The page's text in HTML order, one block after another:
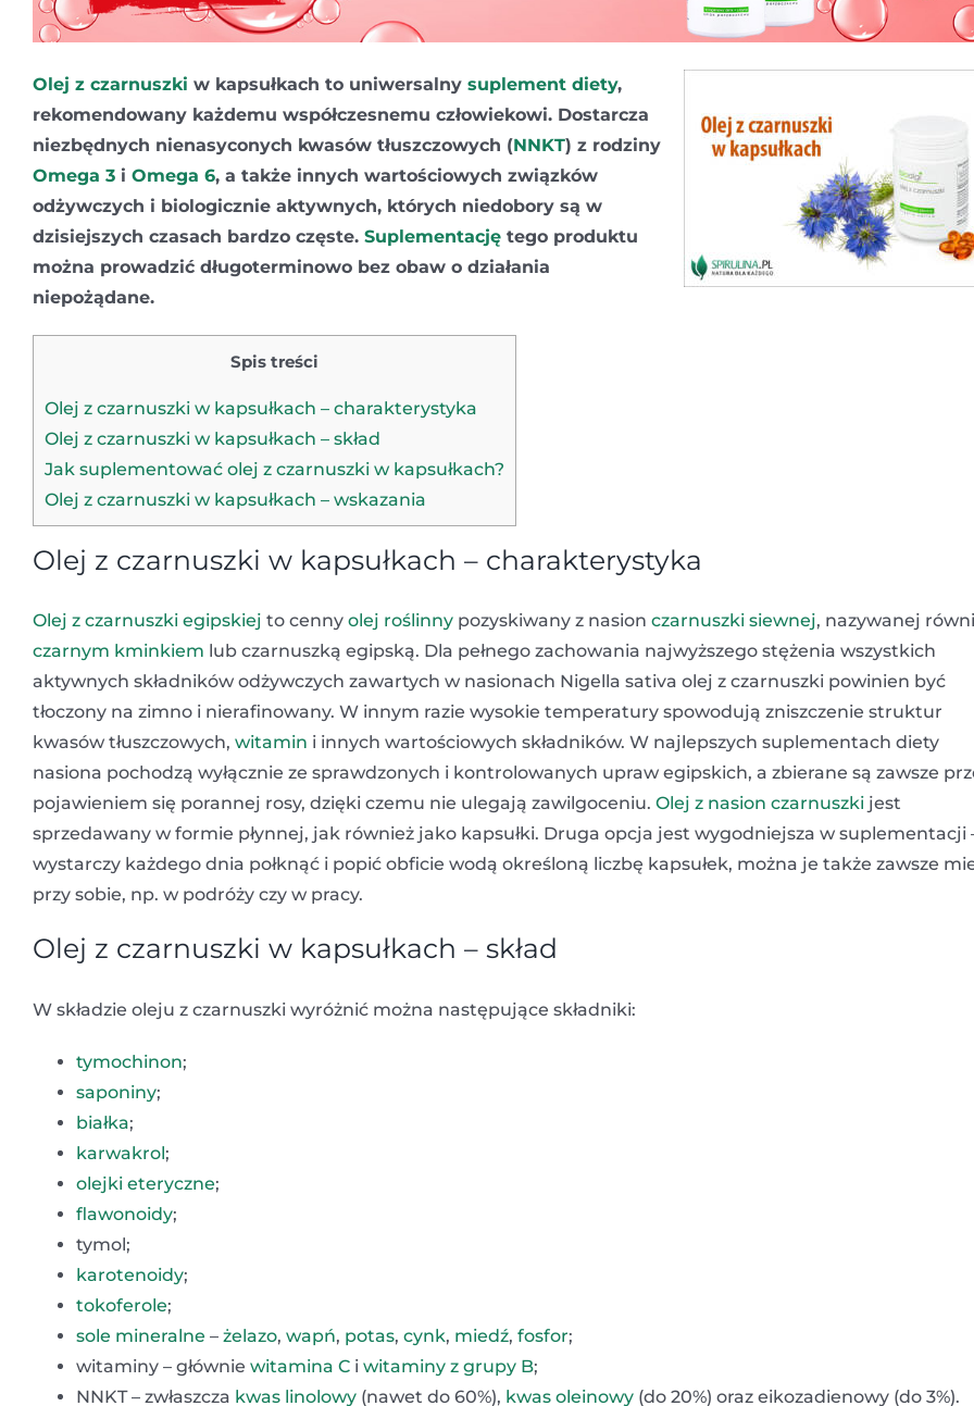
Olej z czarnuszki w kapsułkach to uniwersalny suplement diety,
rekomendowany każdemu współczesnemu człowiekowi. Dostarcza
niezbędnych nienasyconych kwasów tłuszczowych (NNKT) z rodziny
Omega 3 i Omega 6, a także innych wartościowych związków
odżywczych i biologicznie aktywnych, których niedobory są w
dzisiejszych czasach bardzo częste. Suplementację tego produktu
można prowadzić długoterminowo bez obaw o działania
niepożądane.
Spis treści
Olej z czarnuszki w kapsułkach – charakterystyka
Olej z czarnuszki w kapsułkach – skład
Jak suplementować olej z czarnuszki w kapsułkach?
Olej z czarnuszki w kapsułkach – wskazania
Olej z czarnuszki w kapsułkach – charakterystyka
Olej z czarnuszki egipskiej to cenny olej roślinny pozyskiwany z nasion czarnuszki siewnej, nazywanej
czarnym kminkiem lub czarnuszką egipską. Dla pełnego zachowania najwyższego stężenia wszystkich
aktywnych składników odżywczych zawartych w nasionach Nigella sativa olej z czarnuszki powinien być
tłoczony na zimno i nierafinowany. W innym razie wysokie temperatury spowodują zniszczenie struktur
kwasów tłuszczowych, witamin i innych wartościowych składników. W najlepszych suplementach diety
nasiona pochodzą wyłącznie ze sprawdzonych i kontrolowanych upraw egipskich, a zbierane są zawsze
pojawieniem się porannej rosy, dzięki czemu nie ulegają zawilgoceniu. Olej z nasion czarnuszki jest
sprzedawany w formie płynnej, jak również jako kapsułki. Druga opcja jest wygodniejsza w suplementacji
wystarczy każdego dnia połknąć i popić obficie wodą określoną liczbę kapsułek, można je także zawsze
przy sobie, np. w podróży czy w pracy.
Olej z czarnuszki w kapsułkach – skład
W składzie oleju z czarnuszki wyróżnić można następujące składniki:
tymochinon;
saponiny;
białka;
karwakrol;
olejki eteryczne;
flawonoidy;
tymol;
karotenoidy;
tokoferole;
sole mineralne – żelazo, wapń, potas, cynk, miedź, fosfor;
witaminy – głównie witamina C i witaminy z grupy B;
NNKT – zwłaszcza kwas linolowy (nawet do 60%), kwas oleinowy (do 20%) oraz eikozadienowy (do 3%).